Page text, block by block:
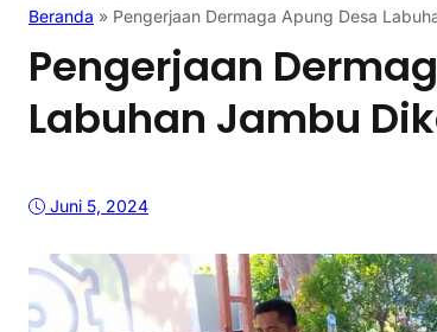
Beranda » Pengerjaan Dermaga Apung Desa
Pengerjaan
Labuhan Jambu
Juni 5, 2024